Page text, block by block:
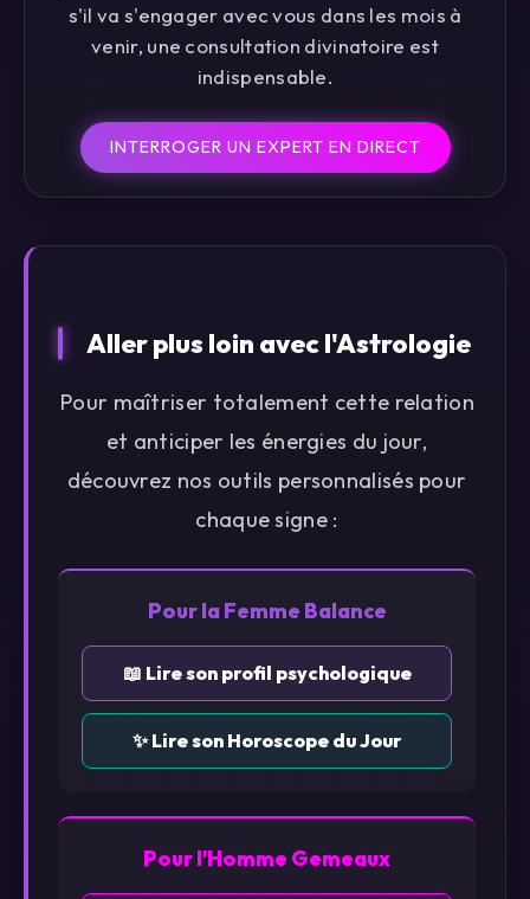
s'il va s'engager avec vous dans les mois à
venir, une consultation divinatoire est
indispensable.
INTERROGER UN EXPERT EN DIRECT
Aller plus loin avec l'Astrologie
Pour maîtriser totalement cette relation
et anticiper les énergies du jour,
découvrez nos outils personnalisés pour
chaque signe :
Pour la Femme Balance
📖 Lire son profil psychologique
✨ Lire son Horoscope du Jour
Pour l'Homme Gemeaux